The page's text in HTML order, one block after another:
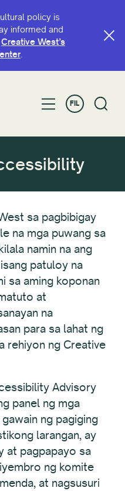
policy is
informed and
Creative West’s
.
FIL
sa pagbibigay
na mga puwang sa
namin na ang
patuloy na
sa aming koponan
at
na
para sa lahat ng
rehiyon ng Creative
Advisory
panel ng mga
ng pagiging
larangan, ay
at pagpapayo sa
ng komite
at nagsusuri